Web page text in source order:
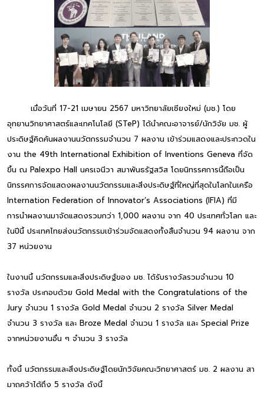
เมื่อวันที่ 17-21 เมษายน 2567 มหาวิทยาลัยเชียงใหม่ (มช.) โดย
อุทยานวิทยาศาสตร์และเทคโนโลยี (STeP) ได้นำคณะอาจารย์/นักวิจัย มช. ผู้
ประดิษฐ์คิดค้นผลงานนวัตกรรมจำนวน 7 ผลงาน เข้าร่วมแสดงและประกวดใน
งาน the 49th International Exhibition of Inventions Geneva ที่จัด
ขึ้น ณ Palexpo Hall นครเจนีวา สมาพันธรัฐสวิส โดยนิทรรศการนี้ถือเป็น
นิทรรศการจัดแสดงผลงานนวัตกรรมและสิ่งประดิษฐ์ที่ใหญ่ที่สุดในโลกในเครือ
Internation Federation of Innovator’s Associations (IFIA) ที่มี
การนำผลงานมาจัดแสดงรวมกว่า 1,000 ผลงาน จาก 40 ประเทศทั่วโลก และ
ในปีนี้ ประเทศไทยส่งนวัตกรรมเข้าร่วมจัดแสดงทั้งสิ้นจำนวน 94 ผลงาน จาก
37 หน่วยงาน
ในงานนี้ นวัตกรรมและสิ่งประดิษฐ์ของ มช. ได้รับรางวัลรวมจำนวน 10
รางวัล ประกอบด้วย Gold Medal with the Congratulations of the
Jury จำนวน 1 รางวัล Gold Medal จำนวน 2 รางวัล Silver Medal
จำนวน 3 รางวัล และ Broze Medal จำนวน 1 รางวัล และ Special Prize
จากหน่วยงานอื่น ๆ จำนวน 3 รางวัล
ทั้งนี้ นวัตกรรมและสิ่งประดิษฐ์โดยนักวิจัยคณะวิทยาศาสตร์ มช. 2 ผลงาน สา
มาถคว้าได้ถึง 5 รางวัล ดังนี้